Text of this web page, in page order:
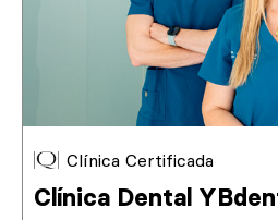
Clínica Certificada
Clínica Dental